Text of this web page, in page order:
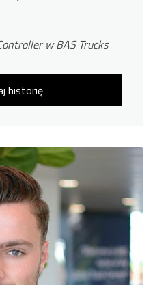
w BAS Trucks
historię